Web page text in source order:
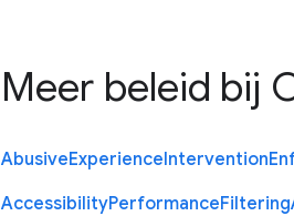
Meer beleid bij
AbusiveExperienceIntervention
AccessibilityPerformanceFiltering